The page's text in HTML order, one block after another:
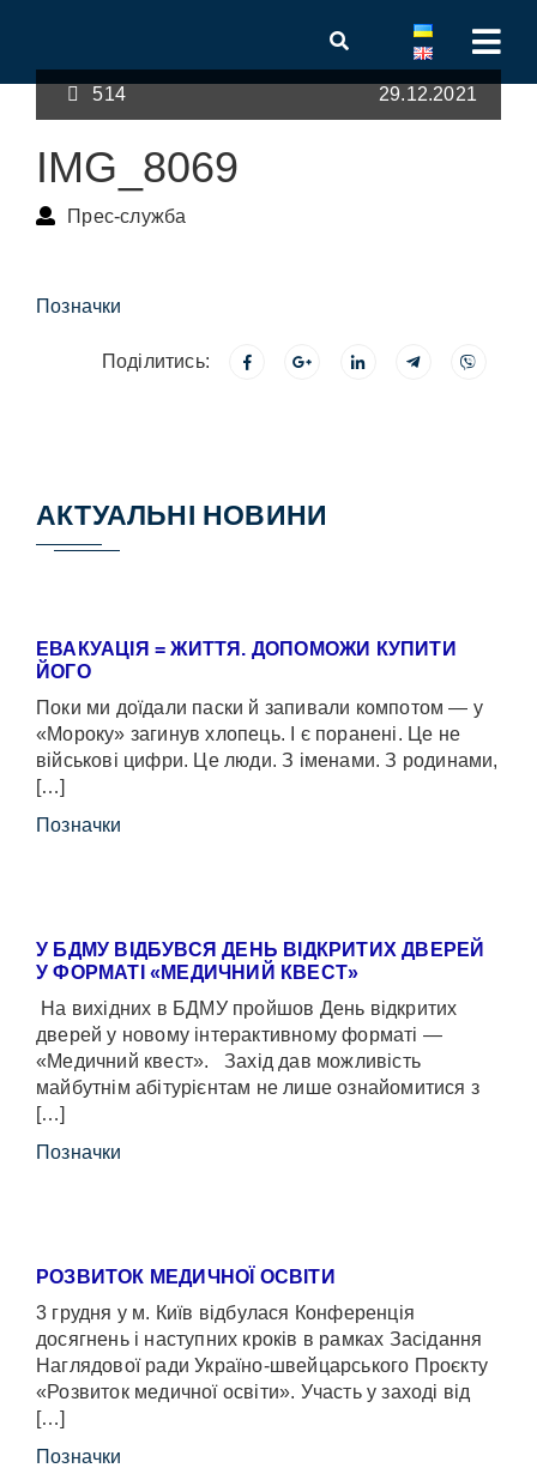
514 29.12.2021
IMG_8069
Прес-служба
Позначки
Поділитись:
АКТУАЛЬНІ НОВИНИ
ЕВАКУАЦІЯ = ЖИТТЯ. ДОПОМОЖИ КУПИТИ
ЙОГО
Поки ми доїдали паски й запивали компотом — у
«Мороку» загинув хлопець. І є поранені. Це не
військові цифри. Це люди. З іменами. З родинами,
[…]
Позначки
У БДМУ ВІДБУВСЯ ДЕНЬ ВІДКРИТИХ ДВЕРЕЙ
У ФОРМАТІ «МЕДИЧНИЙ КВЕСТ»
На вихідних в БДМУ пройшов День відкритих
дверей у новому інтерактивному форматі —
«Медичний квест». Захід дав можливість
майбутнім абітурієнтам не лише ознайомитися з
[…]
Позначки
РОЗВИТОК МЕДИЧНОЇ ОСВІТИ
3 грудня у м. Київ відбулася Конференція
досягнень і наступних кроків в рамках Засідання
Наглядової ради Україно-швейцарського Проєкту
«Розвиток медичної освіти». Участь у заході від
[…]
Позначки